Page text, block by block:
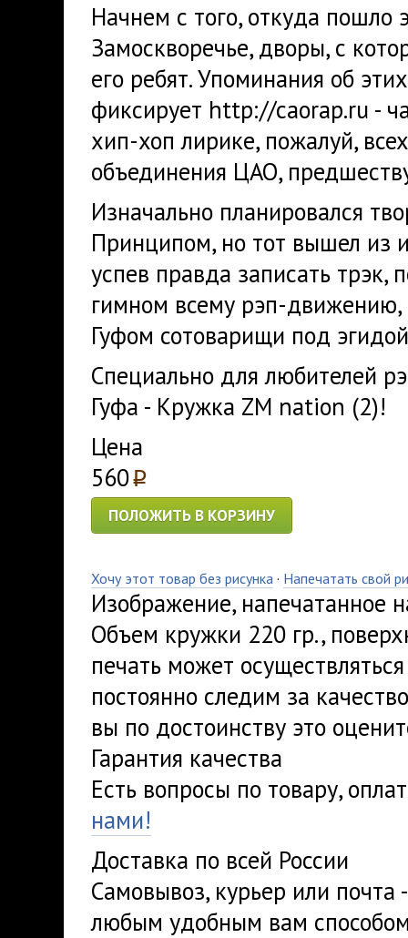
Начнем с того, откуда пошло
Замоскворечье, дворы, с
его ребят. Упоминания об
фиксирует http://caorap.ru -
хип-хоп лирике, пожалуй,
объединения ЦАО,
Изначально планировался
Принципом, но тот вышел из
успев правда записать трэк,
гимном всему рэп-
Гуфом сотоварищи под
Специально для любителей
Гуфа - Кружка ZM nation (2)!
Цена
560p
ПОЛОЖИТЬ В КОРЗИНУ
Хочу этот товар без рисунка · Напечатать свой
Изображение, напечатанное
Объем кружки 220 гр.,
печать может
постоянно следим за
вы по достоинству это
Гарантия качества
Есть вопросы по товару,
нами!
Доставка по всей России
Самовывоз, курьер или
любым удобным вам